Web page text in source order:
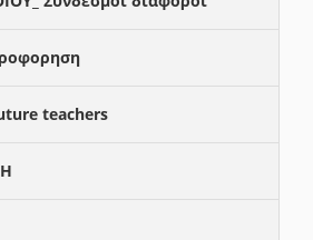
teachers